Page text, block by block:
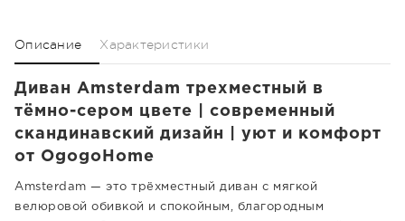
Описание Характеристики
Диван Amsterdam трехместный в
тёмно-сером цвете | современный
скандинавский дизайн | уют и комфорт
от OgogoHome
Amsterdam — это трёхместный диван с мягкой
велюровой обивкой и спокойным, благородным